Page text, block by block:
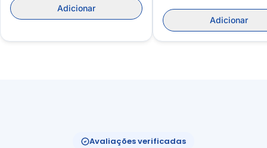
Adicionar
Adicionar
Avaliações verificadas